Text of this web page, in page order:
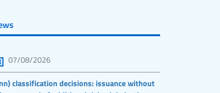
07/08/2026
classification decisions: issuance without